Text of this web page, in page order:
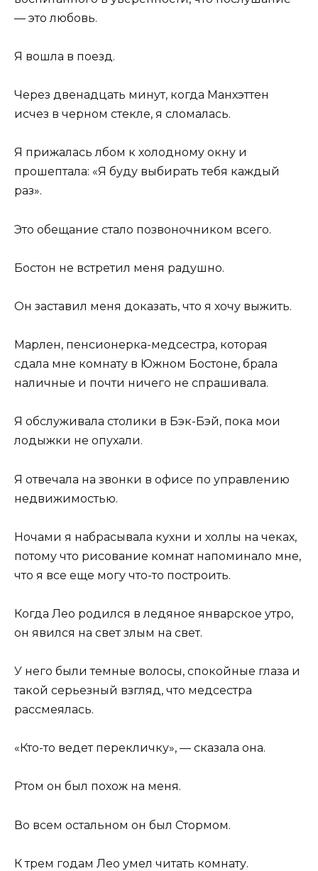
— это любовь.
Я вошла в поезд.
Через двенадцать минут, когда Манхэттен
исчез в черном стекле, я сломалась.
Я прижалась лбом к холодному окну и
прошептала: «Я буду выбирать тебя каждый
раз».
Это обещание стало позвоночником всего.
Бостон не встретил меня радушно.
Он заставил меня доказать, что я хочу выжить.
Марлен, пенсионерка-медсестра, которая
сдала мне комнату в Южном Бостоне, брала
наличные и почти ничего не спрашивала.
Я обслуживала столики в Бэк-Бэй, пока мои
лодыжки не опухали.
Я отвечала на звонки в офисе по управлению
недвижимостью.
Ночами я набрасывала кухни и холлы на чеках,
потому что рисование комнат напоминало мне,
что я все еще могу что-то построить.
Когда Лео родился в ледяное январское утро,
он явился на свет злым на свет.
У него были темные волосы, спокойные глаза и
такой серьезный взгляд, что медсестра
рассмеялась.
«Кто-то ведет перекличку», — сказала она.
Ртом он был похож на меня.
Во всем остальном он был Стормом.
К трем годам Лео умел читать комнату.